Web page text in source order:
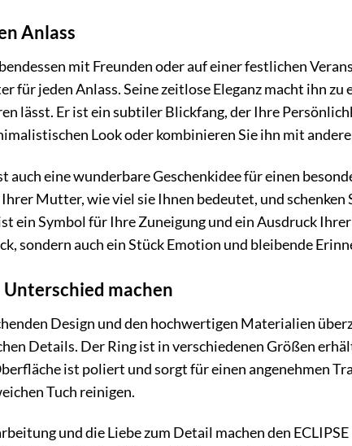
Anlass
mit Freunden oder auf einer festlichen
für jeden Anlass. Seine zeitlose Eleganz macht ihn
lässt. Er ist ein subtiler Blickfang, der Ihre
Look oder kombinieren Sie ihn mit
auch eine wunderbare Geschenkidee für einen
Mutter, wie viel sie Ihnen bedeutet, und schenken
ein Symbol für Ihre Zuneigung und ein Ausdruck
sondern auch ein Stück Emotion und bleibende
machen
Design und den hochwertigen Materialien
Details. Der Ring ist in verschiedenen Größen
ist poliert und sorgt für einen angenehmen
Tuch reinigen.
und die Liebe zum Detail machen den